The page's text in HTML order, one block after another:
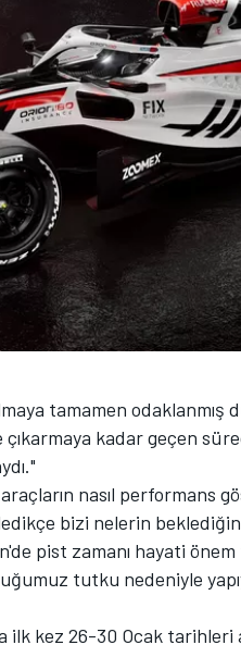
tamamen odaklanmış
kadar geçen
nasıl performans
bizi nelerin
pist zamanı hayati
tutku nedeniyle
ilk kez 26-30 Ocak